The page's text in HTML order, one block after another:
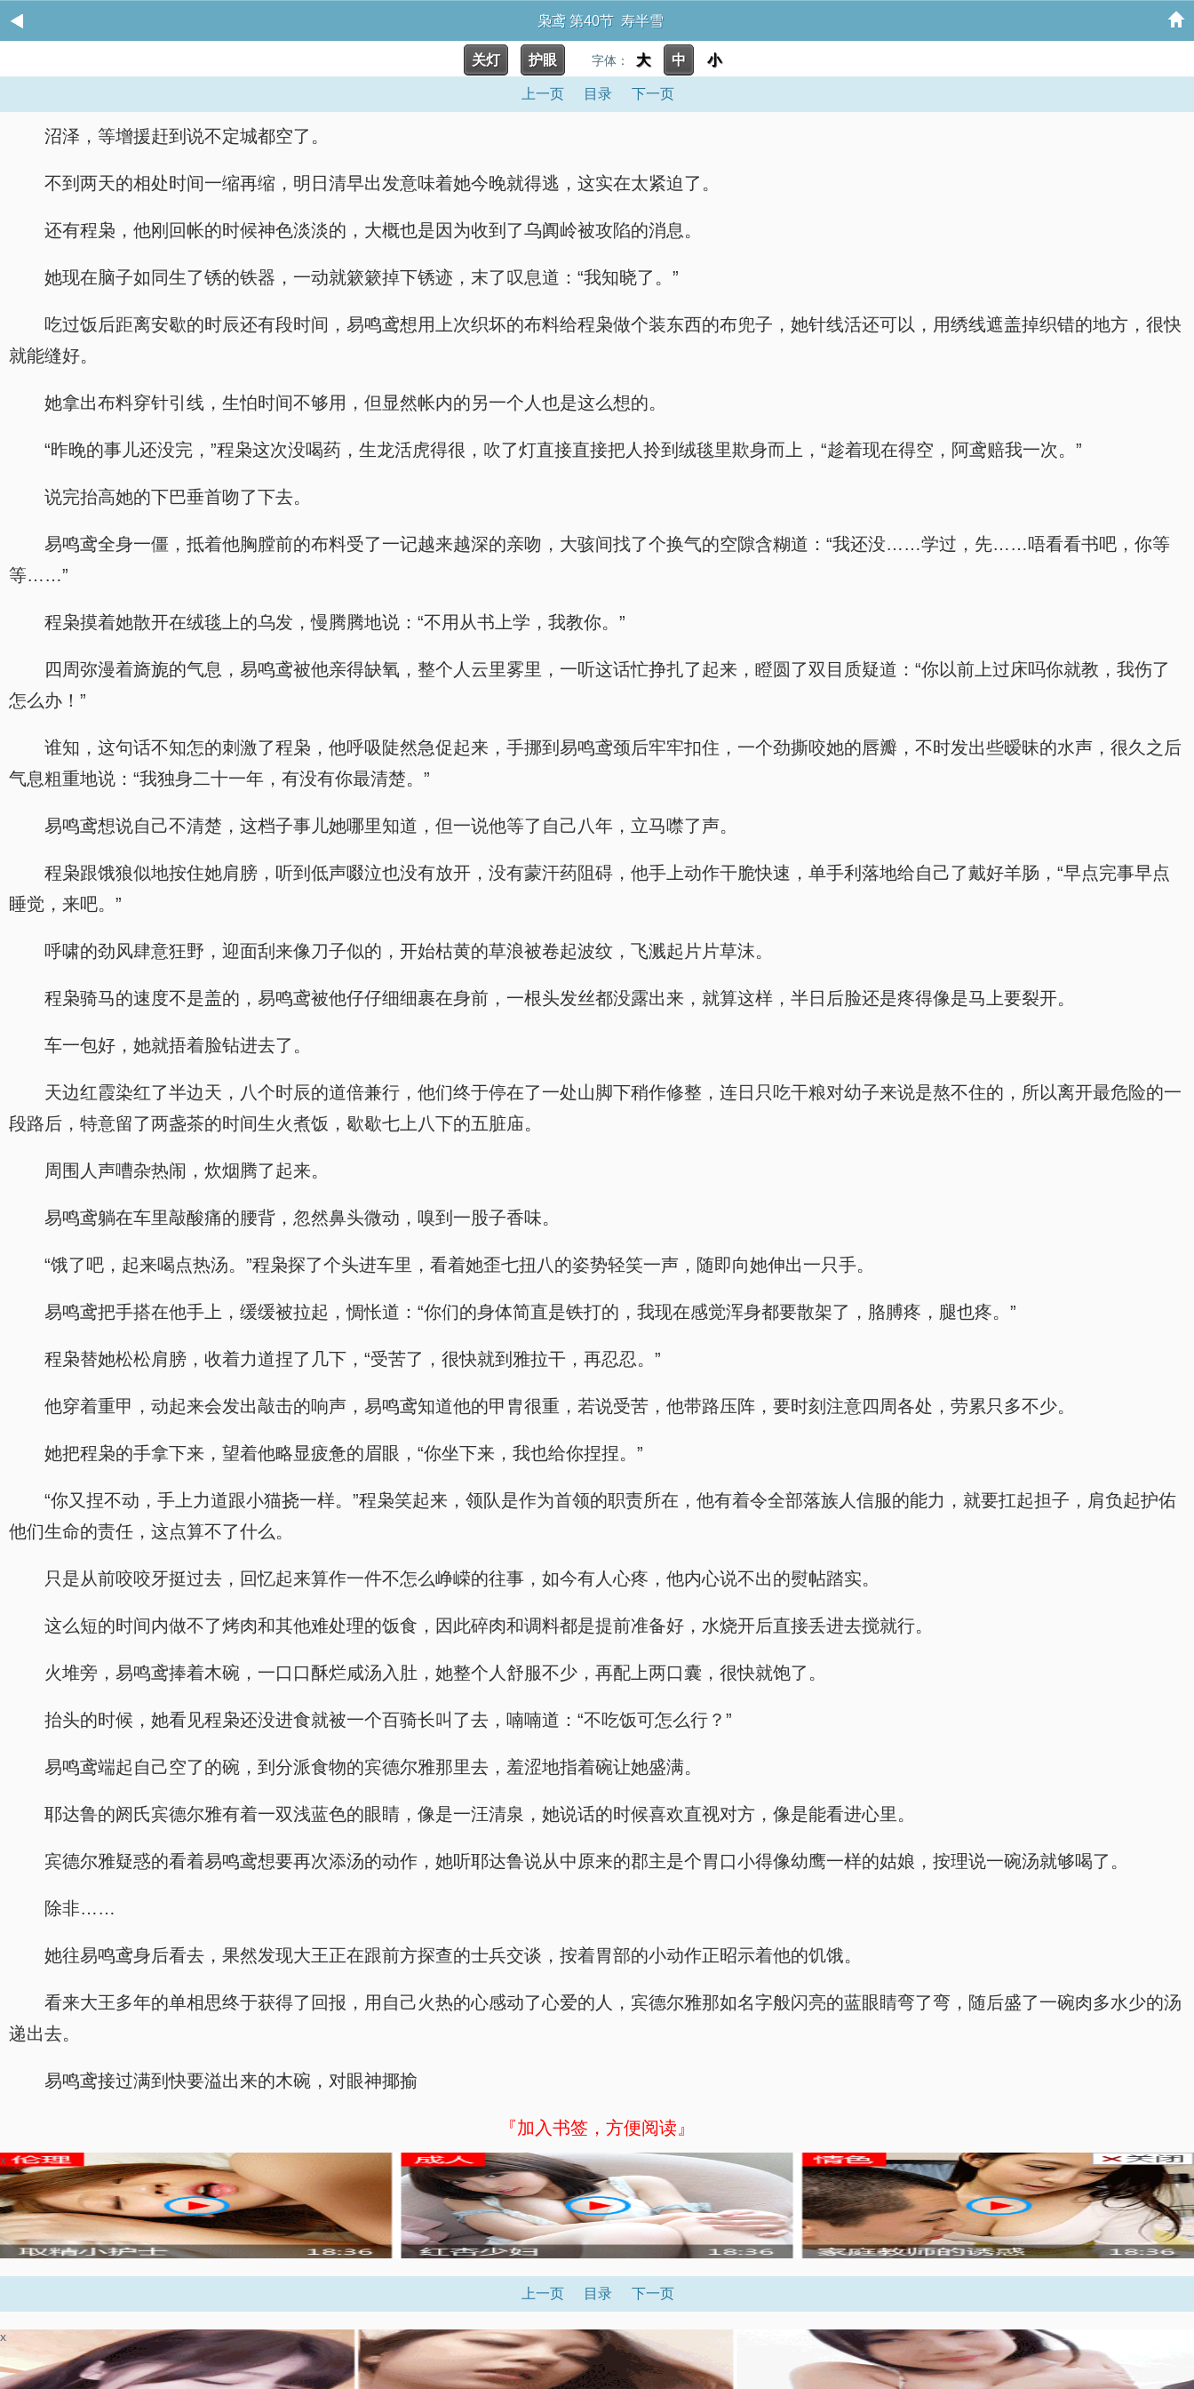
枭鸢 第40节 寿半雪
关灯 护眼 字体： 大 中 小
上一页 目录 下一页
沼泽，等增援赶到说不定城都空了。
不到两天的相处时间一缩再缩，明日清早出发意味着她今晚就得逃，这实在太紧迫了。
还有程枭，他刚回帐的时候神色淡淡的，大概也是因为收到了乌阗岭被攻陷的消息。
她现在脑子如同生了锈的铁器，一动就簌簌掉下锈迹，末了叹息道：“我知晓了。”
吃过饭后距离安歇的时辰还有段时间，易鸣鸢想用上次织坏的布料给程枭做个装东西的布兜子，她针线活还可以，用绣线遮盖掉织错的地方，很快
就能缝好。
她拿出布料穿针引线，生怕时间不够用，但显然帐内的另一个人也是这么想的。
“昨晚的事儿还没完，”程枭这次没喝药，生龙活虎得很，吹了灯直接直接把人拎到绒毯里欺身而上，“趁着现在得空，阿鸢赔我一次。”
说完抬高她的下巴垂首吻了下去。
易鸣鸢全身一僵，抵着他胸膛前的布料受了一记越来越深的亲吻，大骇间找了个换气的空隙含糊道：“我还没……学过，先……唔看看书吧，你等
等……”
程枭摸着她散开在绒毯上的乌发，慢腾腾地说：“不用从书上学，我教你。”
四周弥漫着旖旎的气息，易鸣鸢被他亲得缺氧，整个人云里雾里，一听这话忙挣扎了起来，瞪圆了双目质疑道：“你以前上过床吗你就教，我伤了
怎么办！”
谁知，这句话不知怎的刺激了程枭，他呼吸陡然急促起来，手挪到易鸣鸢颈后牢牢扣住，一个劲撕咬她的唇瓣，不时发出些暧昧的水声，很久之后
气息粗重地说：“我独身二十一年，有没有你最清楚。”
易鸣鸢想说自己不清楚，这档子事儿她哪里知道，但一说他等了自己八年，立马噤了声。
程枭跟饿狼似地按住她肩膀，听到低声啜泣也没有放开，没有蒙汗药阻碍，他手上动作干脆快速，单手利落地给自己了戴好羊肠，“早点完事早点
睡觉，来吧。”
呼啸的劲风肆意狂野，迎面刮来像刀子似的，开始枯黄的草浪被卷起波纹，飞溅起片片草沫。
程枭骑马的速度不是盖的，易鸣鸢被他仔仔细细裹在身前，一根头发丝都没露出来，就算这样，半日后脸还是疼得像是马上要裂开。
车一包好，她就捂着脸钻进去了。
天边红霞染红了半边天，八个时辰的道倍兼行，他们终于停在了一处山脚下稍作修整，连日只吃干粮对幼子来说是熬不住的，所以离开最危险的一
段路后，特意留了两盏茶的时间生火煮饭，歇歇七上八下的五脏庙。
周围人声嘈杂热闹，炊烟腾了起来。
易鸣鸢躺在车里敲酸痛的腰背，忽然鼻头微动，嗅到一股子香味。
“饿了吧，起来喝点热汤。”程枭探了个头进车里，看着她歪七扭八的姿势轻笑一声，随即向她伸出一只手。
易鸣鸢把手搭在他手上，缓缓被拉起，惆怅道：“你们的身体简直是铁打的，我现在感觉浑身都要散架了，胳膊疼，腿也疼。”
程枭替她松松肩膀，收着力道捏了几下，“受苦了，很快就到雅拉干，再忍忍。”
他穿着重甲，动起来会发出敲击的响声，易鸣鸢知道他的甲胄很重，若说受苦，他带路压阵，要时刻注意四周各处，劳累只多不少。
她把程枭的手拿下来，望着他略显疲惫的眉眼，“你坐下来，我也给你捏捏。”
“你又捏不动，手上力道跟小猫挠一样。”程枭笑起来，领队是作为首领的职责所在，他有着令全部落族人信服的能力，就要扛起担子，肩负起护佑
他们生命的责任，这点算不了什么。
只是从前咬咬牙挺过去，回忆起来算作一件不怎么峥嵘的往事，如今有人心疼，他内心说不出的熨帖踏实。
这么短的时间内做不了烤肉和其他难处理的饭食，因此碎肉和调料都是提前准备好，水烧开后直接丢进去搅就行。
火堆旁，易鸣鸢捧着木碗，一口口酥烂咸汤入肚，她整个人舒服不少，再配上两口囊，很快就饱了。
抬头的时候，她看见程枭还没进食就被一个百骑长叫了去，喃喃道：“不吃饭可怎么行？”
易鸣鸢端起自己空了的碗，到分派食物的宾德尔雅那里去，羞涩地指着碗让她盛满。
耶达鲁的阏氏宾德尔雅有着一双浅蓝色的眼睛，像是一汪清泉，她说话的时候喜欢直视对方，像是能看进心里。
宾德尔雅疑惑的看着易鸣鸢想要再次添汤的动作，她听耶达鲁说从中原来的郡主是个胃口小得像幼鹰一样的姑娘，按理说一碗汤就够喝了。
除非……
她往易鸣鸢身后看去，果然发现大王正在跟前方探查的士兵交谈，按着胃部的小动作正昭示着他的饥饿。
看来大王多年的单相思终于获得了回报，用自己火热的心感动了心爱的人，宾德尔雅那如名字般闪亮的蓝眼睛弯了弯，随后盛了一碗肉多水少的汤
递出去。
易鸣鸢接过满到快要溢出来的木碗，对眼神揶揄
『加入书签，方便阅读』
x
上一页 目录 下一页
x